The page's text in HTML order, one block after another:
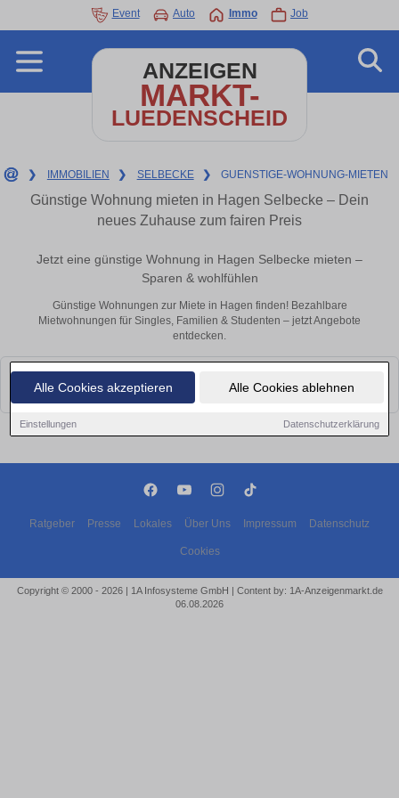
Alle Cookies akzeptieren Alle Cookies ablehnen
Einstellungen Datenschutzerklärung
Event Auto Immo Job
ANZEIGEN
MARKT-
LUEDENSCHEID
❯ IMMOBILIEN ❯ SELBECKE ❯ GUENSTIGE-WOHNUNG-MIETEN
Günstige Wohnung mieten in Hagen Selbecke – Dein
neues Zuhause zum fairen Preis
Jetzt eine günstige Wohnung in Hagen Selbecke mieten –
Sparen & wohlfühlen
Günstige Wohnungen zur Miete in Hagen finden! Bezahlbare
Mietwohnungen für Singles, Familien & Studenten – jetzt Angebote
entdecken.
Leider konnten wir derzeit keine passenden Objekte finden. Schauen Sie
bald wieder vorbei!
Ratgeber Presse Lokales Über Uns Impressum Datenschutz
Cookies
Copyright © 2000 - 2026 | 1A Infosysteme GmbH | Content by: 1A-Anzeigenmarkt.de
06.08.2026